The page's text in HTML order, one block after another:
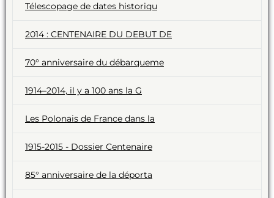
Télescopage de dates historiqu
2014 : CENTENAIRE DU DEBUT DE
70° anniversaire du débarqueme
1914–2014, il y a 100 ans la G
Les Polonais de France dans la
1915-2015 - Dossier Centenaire
85° anniversaire de la déporta